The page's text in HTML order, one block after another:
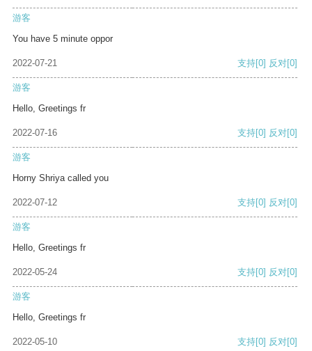
游客
You have 5 minute oppor
2022-07-21 支持[0] 反对[0]
游客
Hello, Greetings fr
2022-07-16 支持[0] 反对[0]
游客
Horny Shriya called you
2022-07-12 支持[0] 反对[0]
游客
Hello, Greetings fr
2022-05-24 支持[0] 反对[0]
游客
Hello, Greetings fr
2022-05-10 支持[0] 反对[0]